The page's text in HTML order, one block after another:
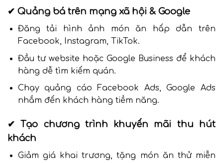
✔ Quảng bá trên mạng xã hội & Google
Đăng tải hình ảnh món ăn hấp dẫn trên
Facebook, Instagram, TikTok.
Đầu tư website hoặc Google Business để khách
hàng dễ tìm kiếm quán.
Chạy quảng cáo Facebook Ads, Google Ads
nhắm đến khách hàng tiềm năng.
✔ Tạo chương trình khuyến mãi thu hút
khách
Giảm giá khai trương, tặng món ăn thử miễn